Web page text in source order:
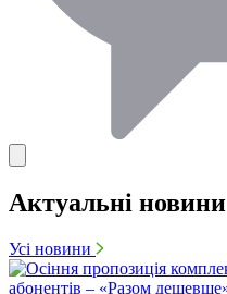
Актуальні новини
Усі новини